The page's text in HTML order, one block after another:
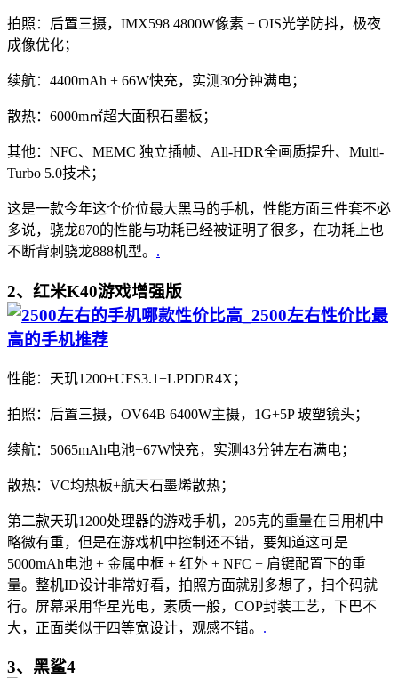
拍照：后置三摄，IMX598 4800W像素 + OIS光学防抖，极夜
成像优化；
续航：4400mAh + 66W快充，实测30分钟满电；
散热：6000m㎡超大面积石墨板；
其他：NFC、MEMC 独立插帧、All-HDR全画质提升、Multi-
Turbo 5.0技术；
这是一款今年这个价位最大黑马的手机，性能方面三件套不必
多说，骁龙870的性能与功耗已经被证明了很多，在功耗上也
不断背刺骁龙888机型。 .
2、红米K40游戏增强版
性能：天玑1200+UFS3.1+LPDDR4X；
拍照：后置三摄，OV64B 6400W主摄，1G+5P 玻塑镜头；
续航：5065mAh电池+67W快充，实测43分钟左右满电；
散热：VC均热板+航天石墨烯散热；
第二款天玑1200处理器的游戏手机，205克的重量在日用机中
略微有重，但是在游戏机中控制还不错，要知道这可是
5000mAh电池 + 金属中框 + 红外 + NFC + 肩键配置下的重
量。整机ID设计非常好看，拍照方面就别多想了，扫个码就
行。屏幕采用华星光电，素质一般，COP封装工艺，下巴不
大，正面类似于四等宽设计，观感不错。 .
3、黑鲨4